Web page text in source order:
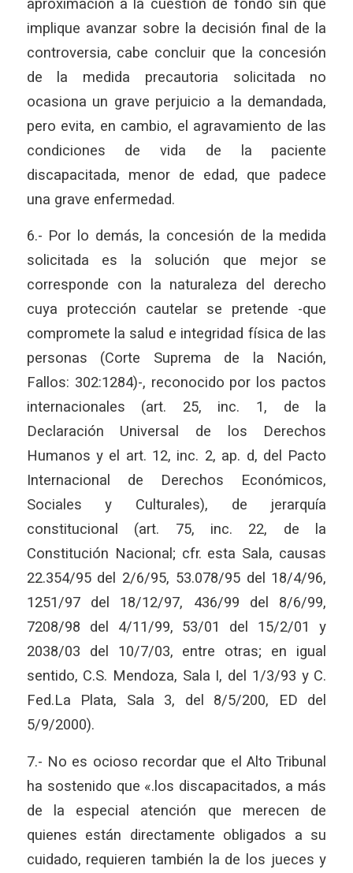
implique avanzar sobre la decisión final de la
controversia, cabe concluir que la concesión
de la medida precautoria solicitada no
ocasiona un grave perjuicio a la demandada,
pero evita, en cambio, el agravamiento de las
condiciones de vida de la paciente
discapacitada, menor de edad, que padece
una grave enfermedad.
6.- Por lo demás, la concesión de la medida
solicitada es la solución que mejor se
corresponde con la naturaleza del derecho
cuya protección cautelar se pretende -que
compromete la salud e integridad física de las
personas (Corte Suprema de la Nación,
Fallos: 302:1284)-, reconocido por los pactos
internacionales (art. 25, inc. 1, de la
Declaración Universal de los Derechos
Humanos y el art. 12, inc. 2, ap. d, del Pacto
Internacional de Derechos Económicos,
Sociales y Culturales), de jerarquía
constitucional (art. 75, inc. 22, de la
Constitución Nacional; cfr. esta Sala, causas
22.354/95 del 2/6/95, 53.078/95 del 18/4/96,
1251/97 del 18/12/97, 436/99 del 8/6/99,
7208/98 del 4/11/99, 53/01 del 15/2/01 y
2038/03 del 10/7/03, entre otras; en igual
sentido, C.S. Mendoza, Sala I, del 1/3/93 y C.
Fed.La Plata, Sala 3, del 8/5/200, ED del
5/9/2000).
7.- No es ocioso recordar que el Alto Tribunal
ha sostenido que «.los discapacitados, a más
de la especial atención que merecen de
quienes están directamente obligados a su
cuidado, requieren también la de los jueces y